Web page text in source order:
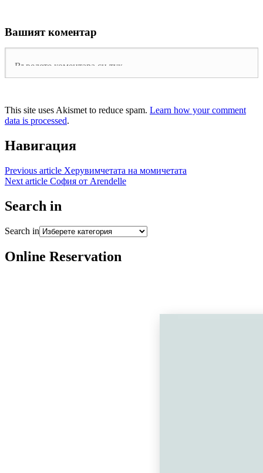
Вашият коментар
This site uses Akismet to reduce spam. Learn how your comment
data is processed.
Навигация
Previous article Херувимчетата на момичетата
Next article София от Arendelle
Search in
Search in
Online Reservation